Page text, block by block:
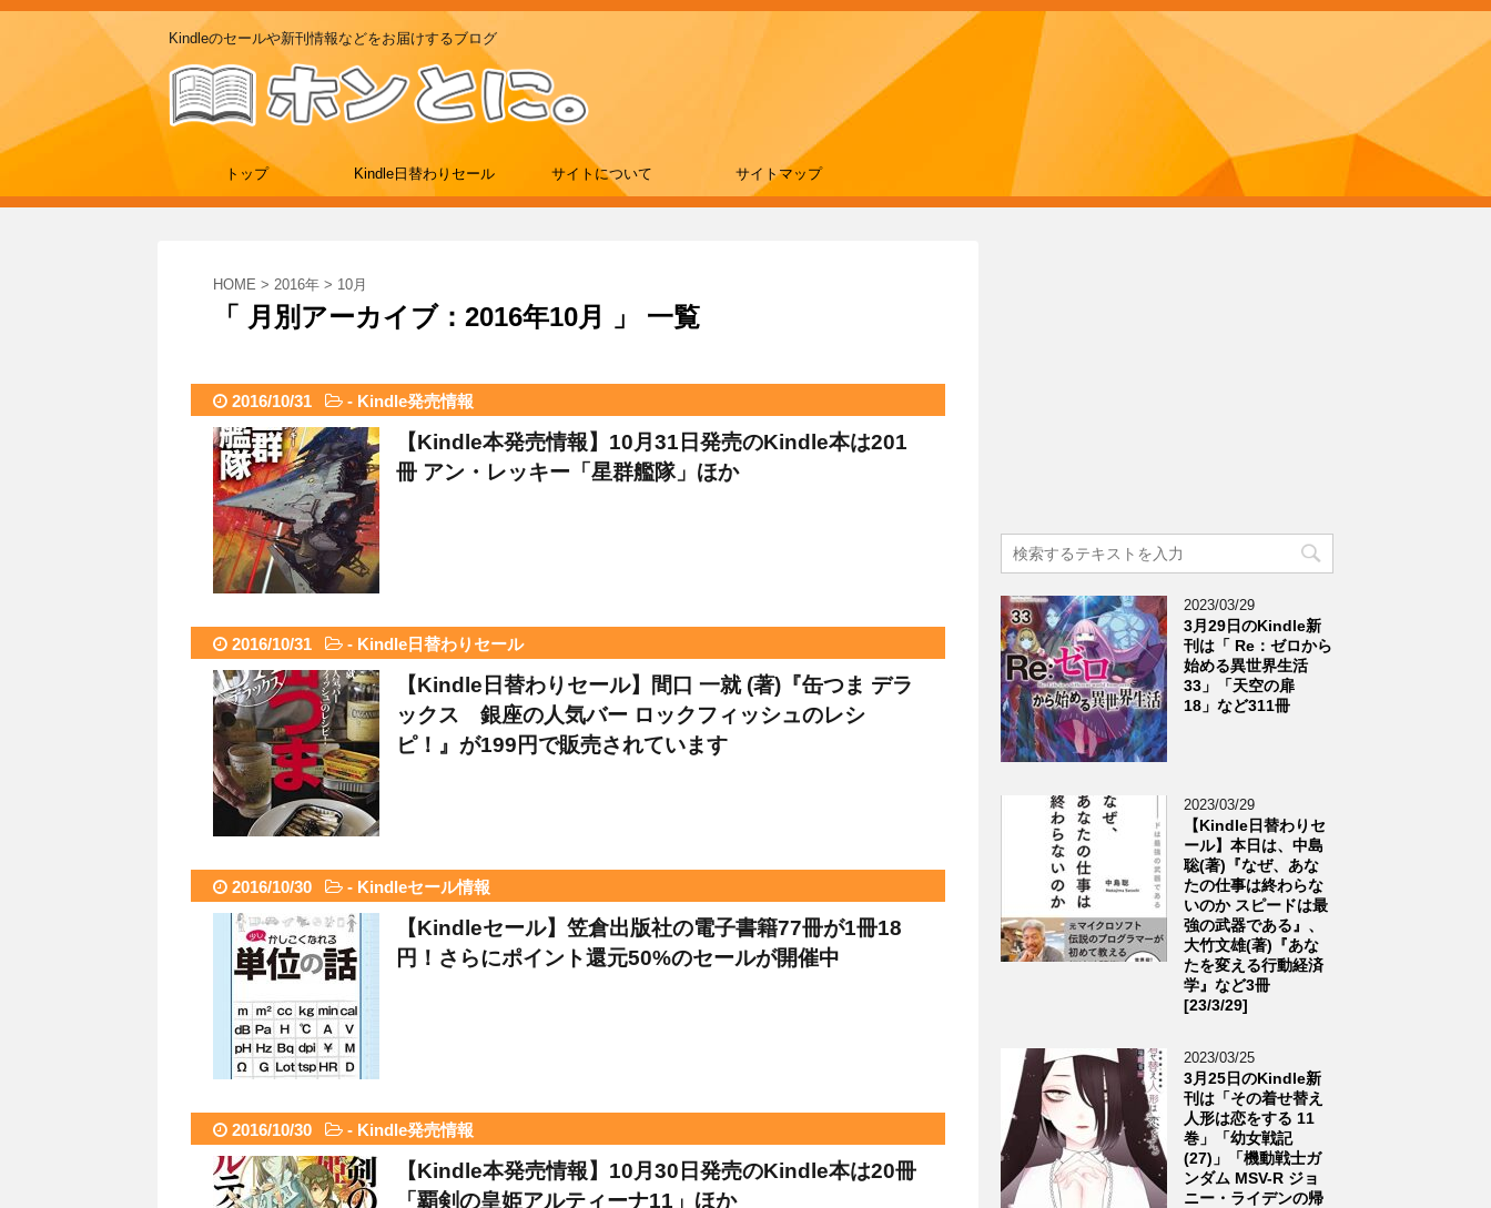
Kindleのセールや新刊情報などをお届けするブログ
トップ Kindle日替わりセール サイトについて サイトマップ
HOME > 2016年 > 10月
「 月別アーカイブ：2016年10月 」 一覧
2016/10/31 - Kindle発売情報
【Kindle本発売情報】10月31日発売のKindle本は201
冊 アン・レッキー「星群艦隊」ほか
2016/10/31 - Kindle日替わりセール
【Kindle日替わりセール】間口 一就 (著)『缶つま デラ
ックス 銀座の人気バー ロックフィッシュのレシ
ピ！』が199円で販売されています
2016/10/30 - Kindleセール情報
【Kindleセール】笠倉出版社の電子書籍77冊が1冊18
円！さらにポイント還元50%のセールが開催中
2016/10/30 - Kindle発売情報
【Kindle本発売情報】10月30日発売のKindle本は20冊
「覇剣の皇姫アルティーナ11」ほか
2023/03/29
3月29日のKindle新
刊は「 Re：ゼロから
始める異世界生活
33」「天空の扉
18」など311冊
2023/03/29
【Kindle日替わりセ
ール】本日は、中島
聡(著)『なぜ、あな
たの仕事は終わらな
いのか スピードは最
強の武器である』、
大竹文雄(著)『あな
たを変える行動経済
学』など3冊
[23/3/29]
2023/03/25
3月25日のKindle新
刊は「その着せ替え
人形は恋をする 11
巻」「幼女戦記
(27)」「機動戦士ガ
ンダム MSV-R ジョ
ニー・ライデンの帰